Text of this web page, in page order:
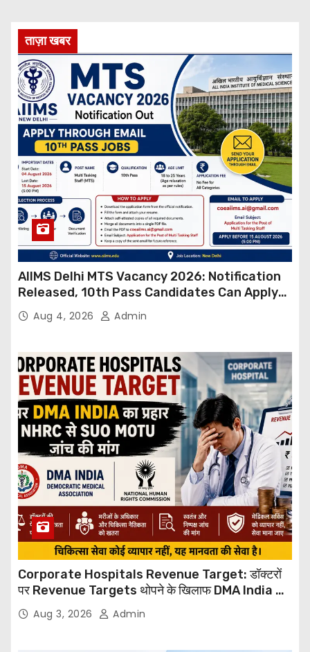
ताज़ा खबर
AIIMS Delhi MTS Vacancy 2026: Notification
Released, 10th Pass Candidates Can Apply
Through Email
Aug 4, 2026 Admin
Corporate Hospitals Revenue Target: डॉक्टरों
पर Revenue Targets थोपने के खिलाफ DMA India का
बड़ा कदम, NHRC से Suo Motu जांच की मांग
Aug 3, 2026 Admin